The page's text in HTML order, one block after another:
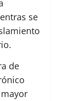
se
de